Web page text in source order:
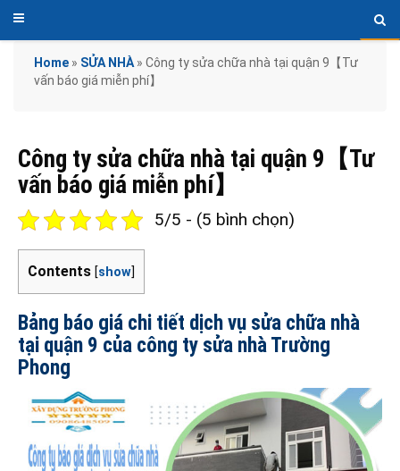
Home » SỬA NHÀ » Công ty sửa chữa nhà tại quận 9【Tư
vấn báo giá miễn phí】
Công ty sửa chữa nhà tại quận 9【Tư
vấn báo giá miễn phí】
5/5 - (5 bình chọn)
Contents [show]
Bảng báo giá chi tiết dịch vụ sửa chữa nhà
tại quận 9 của công ty sửa nhà Trường
Phong